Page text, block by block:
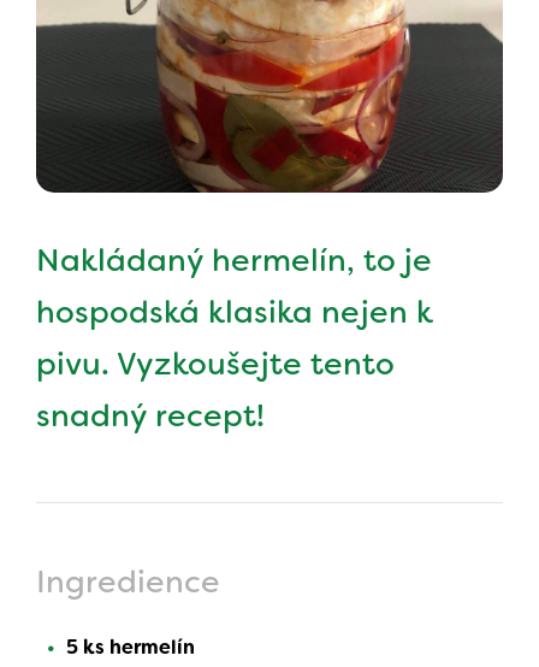
Nakládaný hermelín, to je
hospodská klasika nejen k
pivu. Vyzkoušejte tento
snadný recept!
Ingredience
5 ks hermelín